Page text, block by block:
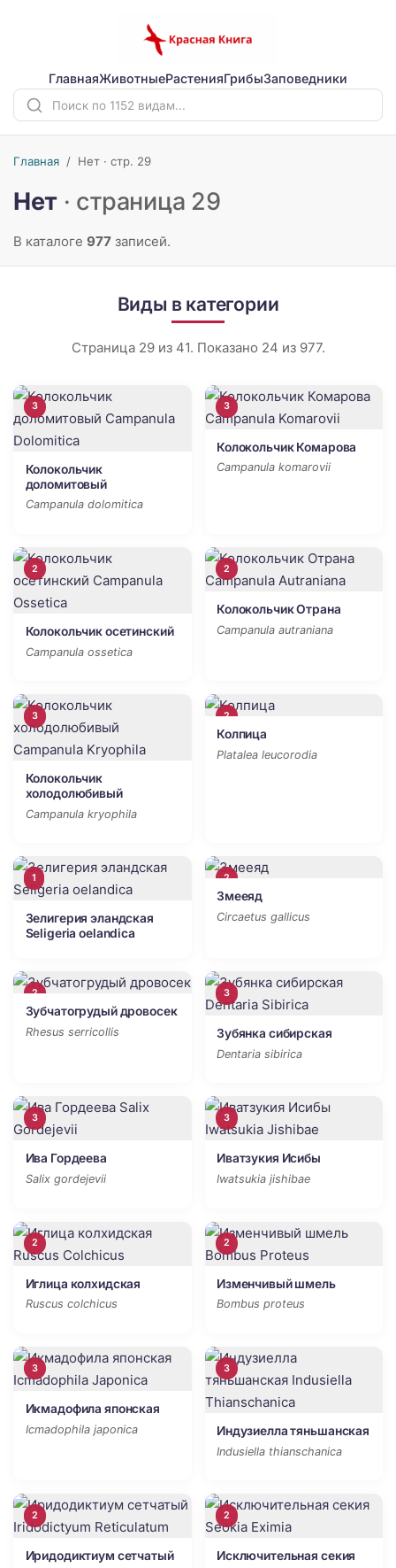
ГлавнаяЖивотныеРастенияГрибыЗаповедники
Главная / Нет · стр. 29
Нет · страница 29
В каталоге 977 записей.
Виды в категории
Страница 29 из 41. Показано 24 из 977.
3
Колокольчик
доломитовый
Campanula dolomitica
3
Колокольчик Комарова
Campanula komarovii
2
Колокольчик осетинский
Campanula ossetica
2
Колокольчик Отрана
Campanula autraniana
3
Колокольчик
холодолюбивый
Campanula kryophila
2
Колпица
Platalea leucorodia
1
Зелигерия эландская
Seligeria оelandica
2
Змееяд
Circaetus gallicus
2
Зубчатогрудый дровосек
Rhesus serricollis
3
Зубянка сибирская
Dentaria sibirica
3
Ива Гордеева
Salix gordejevii
3
Иватзукия Исибы
Iwatsukia jishibae
2
Иглица колхидская
Ruscus colchicus
2
Изменчивый шмель
Bombus proteus
3
Икмадофила японская
Icmadophila japonica
3
Индузиелла тяньшанская
Indusiella thianschanica
2
Иридодиктиум сетчатый
2
Исключительная секия